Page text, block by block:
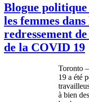
Blogue
les femmes
redressement
de la COVID 19
Toronto
19 a été
à bien